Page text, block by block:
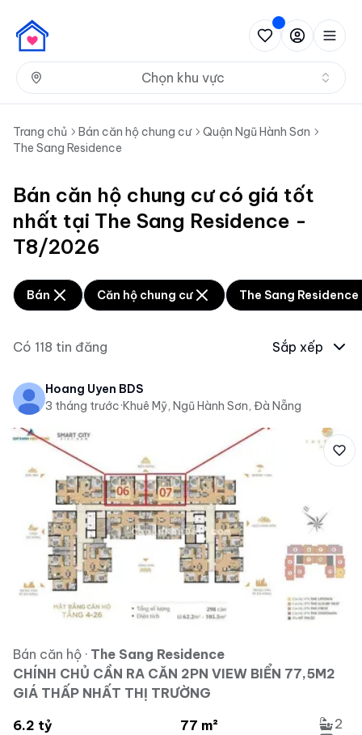
Chọn khu vực
Trang chủ Bán căn hộ chung cư
Quận Ngũ Hành Sơn
The Sang Residence
Bán căn hộ chung cư có giá tốt
nhất tại The Sang Residence -
T8/2026
Bán Căn hộ chung cư The Sang Residence
Có 118 tin đăng Sắp xếp
Hoang Uyen BDS
3 tháng trước·Khuê Mỹ, Ngũ Hành Sơn, Đà Nẵng
Bán căn hộ · The Sang Residence
CHÍNH CHỦ CẦN RA CĂN 2PN VIEW BIỂN 77,5M2
GIÁ THẤP NHẤT THỊ TRƯỜNG
6.2 tỷ
77 m²
2